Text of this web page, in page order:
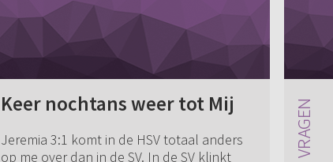
Keer nochtans weer tot Mij
Jeremia 3:1 komt in de HSV totaal anders
op me over dan in de SV. In de SV klinkt